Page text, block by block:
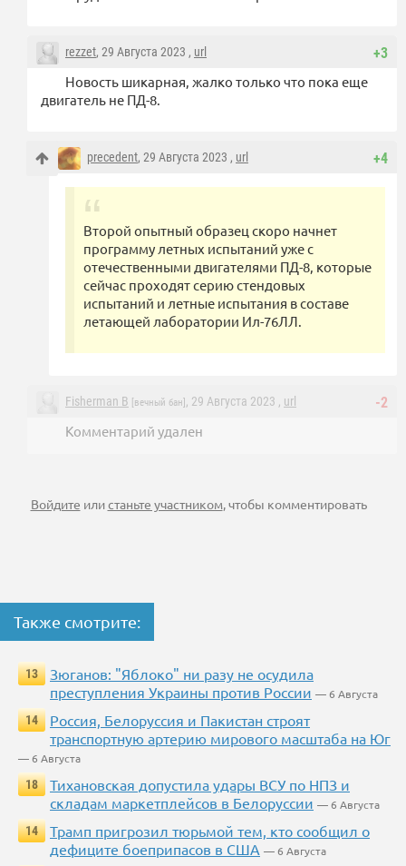
+3
rezzet, 29 Августа 2023 , url
Новость шикарная, жалко только что пока еще
двигатель не ПД-8.
+4
precedent, 29 Августа 2023 , url
Второй опытный образец скоро начнет
программу летных испытаний уже с
отечественными двигателями ПД-8, которые
сейчас проходят серию стендовых
испытаний и летные испытания в составе
летающей лаборатории Ил-76ЛЛ.
-2
Fisherman B [вечный бан] , 29 Августа 2023 , url
Комментарий удален
Войдите илистаньте участником, чтобы комментировать
Также смотрите:
13
Зюганов: "Яблоко" ни разу не осудила
преступления Украины против России — 6 Августа
14
Россия, Белоруссия и Пакистан строят
транспортную артерию мирового масштаба на Юг
— 6 Августа
18
Тихановская допустила удары ВСУ по НПЗ и
складам маркетплейсов в Белоруссии — 6 Августа
14
Трамп пригрозил тюрьмой тем, кто сообщил о
дефиците боеприпасов в США — 6 Августа